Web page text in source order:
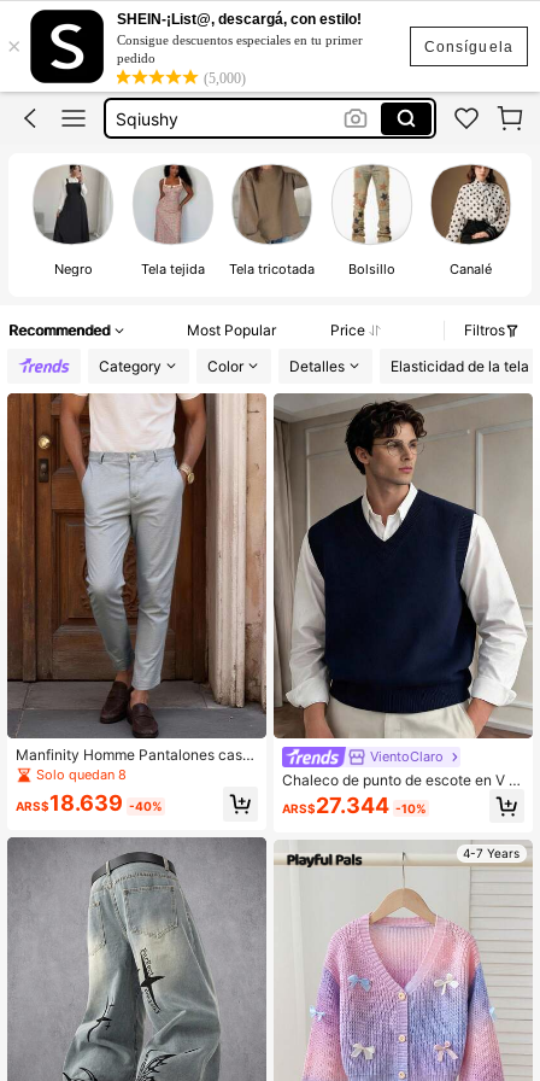
Consíguela
×
SHEIN-¡List@, descargá, con estilo!
Consigue descuentos especiales en tu primer
pedido
(5,000)
Jeans Mujer
Vestidos Elegantes Para Fiesta
Sqiushy
Botas Para Mujer
Jeans Mujer
Negro Tela tejida Tela tricotada Bolsillo Canalé
Recommended Most Popular Price
Filtros
Category
Color Detalles Elasticidad de la tela
Manfinity Homme Pantalones casu
ales rectos de unicolor con bolsillo
para hombre, otoño
Solo quedan 8
ARS$18.639 -40%
VientoClaro
Chaleco de punto de escote en V p
ara hombre, unicolor minimalista, es
tilo clásico, ajuste delgado y versáti
ARS$27.344 -10%
4-7 Years